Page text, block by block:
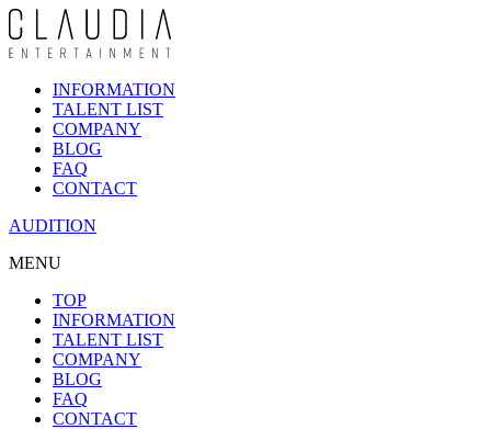
INFORMATION
TALENT LIST
COMPANY
BLOG
FAQ
CONTACT
AUDITION
MENU
TOP
INFORMATION
TALENT LIST
COMPANY
BLOG
FAQ
CONTACT